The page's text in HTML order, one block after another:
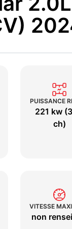
PUISSANCE
221 kw
ch)
VITESSE
non